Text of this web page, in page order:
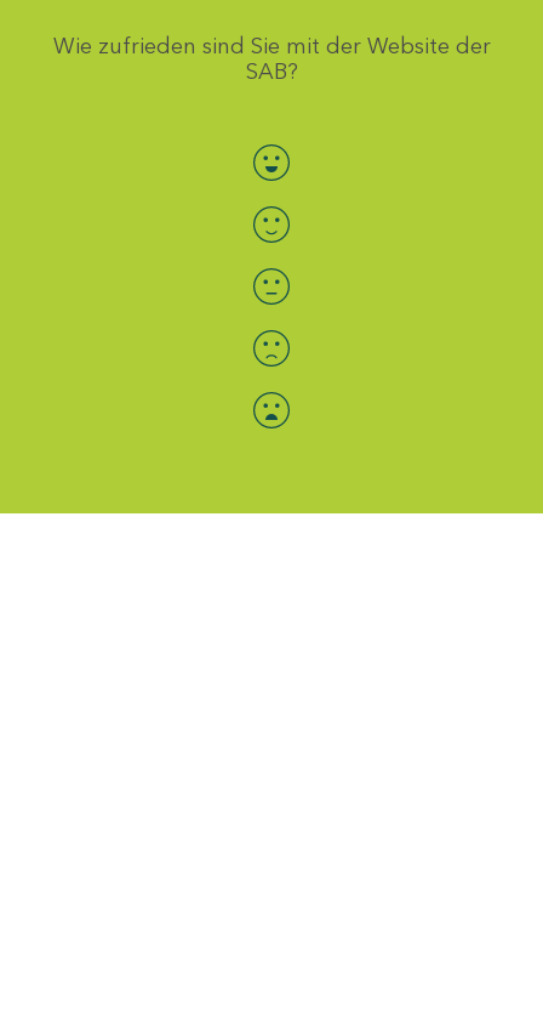
Wie zufrieden sind Sie mit der Website der
SAB?
Bewertung auswählen